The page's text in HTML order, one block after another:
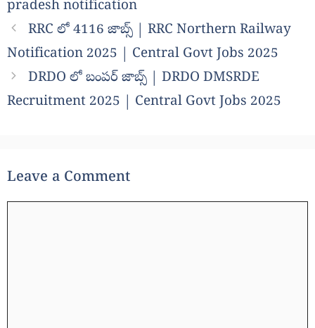
pradesh notification
RRC లో 4116 జాబ్స్ | RRC Northern Railway
Notification 2025 | Central Govt Jobs 2025
DRDO లో బంపర్ జాబ్స్ | DRDO DMSRDE
Recruitment 2025 | Central Govt Jobs 2025
Leave a Comment